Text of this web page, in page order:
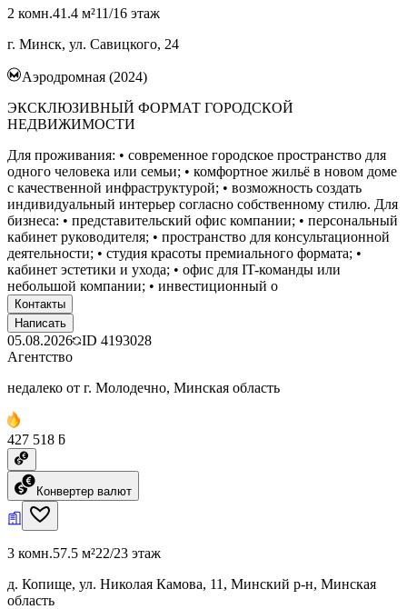
2 комн.41.4 м²11/16 этаж
г. Минск, ул. Савицкого, 24
Аэродромная (2024)
ЭКСКЛЮЗИВНЫЙ ФОРМАТ ГОРОДСКОЙ
НЕДВИЖИМОСТИ
Для проживания: • современное городское пространство для
одного человека или семьи; • комфортное жильё в новом доме
с качественной инфраструктурой; • возможность создать
индивидуальный интерьер согласно собственному стилю. Для
бизнеса: • представительский офис компании; • персональный
кабинет руководителя; • пространство для консультационной
деятельности; • студия красоты премиального формата; •
кабинет эстетики и ухода; • офис для IT-команды или
небольшой компании; • инвестиционный о
Контакты
Написать
05.08.2026 ID 4193028
Агентство
недалеко от г. Молодечно, Минская область
427 518 ƃ
Конвертер валют
3 комн.57.5 м²22/23 этаж
д. Копище, ул. Николая Камова, 11, Минский р-н, Минская
область